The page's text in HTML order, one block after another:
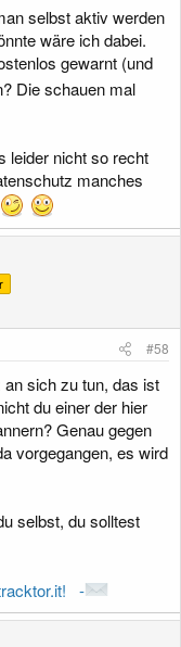
selbst aktiv werden
wäre ich dabei.
gewarnt (und
Die schauen mal
leider nicht so recht
manches
#58
sich zu tun, das ist
du einer der hier
Genau gegen
vorgegangen, es wird
selbst, du solltest
-